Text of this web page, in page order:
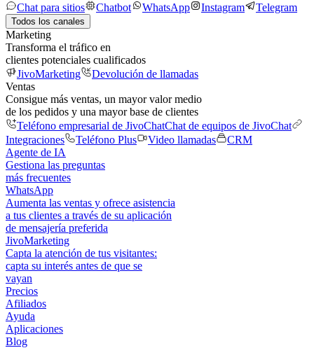
Chat para sitios
Chatbot WhatsApp Instagram Telegram
Todos los canales
Marketing
Transforma el tráfico en
clientes potenciales cualificados
JivoMarketing
Devolución de llamadas
Ventas
Consigue más ventas, un mayor valor medio
de los pedidos y una mayor base de clientes
Teléfono empresarial de JivoChatChat de equipos de JivoChat
Integraciones
Teléfono Plus Video llamadas
CRM
Agente de IA
Gestiona las preguntas
más frecuentes
WhatsApp
Aumenta las ventas y ofrece asistencia
a tus clientes a través de su aplicación
de mensajería preferida
JivoMarketing
Capta la atención de tus visitantes:
capta su interés antes de que se
vayan
Precios
Afiliados
Ayuda
Aplicaciones
Blog